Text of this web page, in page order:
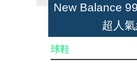
New Balance
超人
球鞋